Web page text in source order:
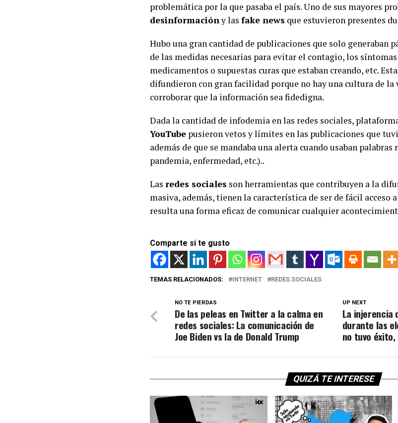
problemática por la que pasaba el país. Uno de sus mayores
desinformacióny las fake news que estuvieron presentes
Hubo una gran cantidad de publicaciones que solo generaban
de las medidas necesarias para evitar el contagio, los
medicamentos o supuestas curas que estaban creando, etc.
difundieron con gran facilidad porque no hay una cultura de la
corroborar que la información sea fidedigna.
Dada la cantidad de infodemia en las redes sociales,
YouTube pusieron vetos y límites en las publicaciones que
además de que se mandaba una alerta cuando usaban
pandemia, enfermedad, etc.)..
Las redes sociales son herramientas que contribuyen a la
masiva, además, tienen la característica de ser de fácil acceso
resulta una forma eficaz de comunicar cualquier
Comparte si te gusto
TEMAS RELACIONADOS: INTERNET REDES SOCIALES
UP NEXT
La injerencia
durante las
no tuvo
NO TE PIERDAS
De las peleas en Twitter a la calma en
redes sociales: La comunicación de
Joe Biden vs la de Donald Trump
QUIZÁ TE INTERESE